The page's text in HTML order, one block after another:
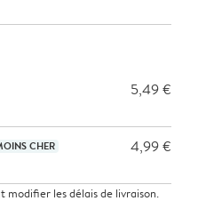
5,49 €
CHER 4,99 €
modifier les délais de livraison.